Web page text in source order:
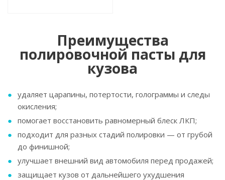
Преимущества
полировочной пасты для
кузова
удаляет царапины, потертости, голограммы и следы
окисления;
помогает восстановить равномерный блеск ЛКП;
подходит для разных стадий полировки — от грубой
до финишной;
улучшает внешний вид автомобиля перед продажей;
защищает кузов от дальнейшего ухудшения